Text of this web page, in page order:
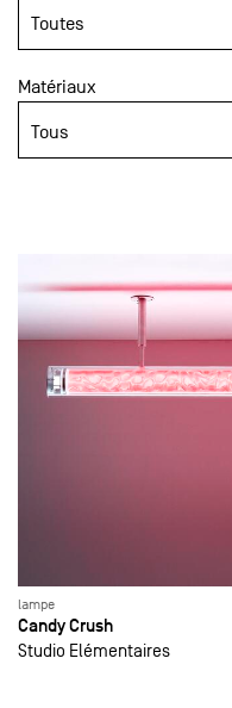
Matériaux
lampe
Candy Crush
Studio Elémentaires